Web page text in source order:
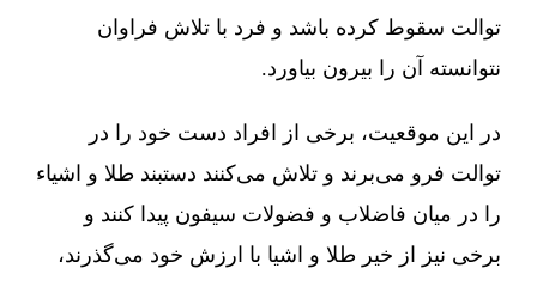
توالت سقوط کرده باشد و فرد با تلاش فراوان
نتوانسته آن را بیرون بیاورد.
در این موقعیت، برخی از افراد دست خود را در
توالت فرو می‌برند و تلاش می‌کنند دستبند طلا و اشیاء
را در میان فاضلاب و فضولات سیفون پیدا کنند و
برخی نیز از خیر طلا و اشیا با ارزش خود می‌گذرند،